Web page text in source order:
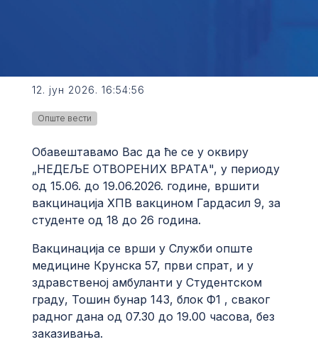
12. јун 2026. 16:54:56
Опште вести
Обавештавамо Вас да ће се у оквиру
„НЕДЕЉЕ ОТВОРЕНИХ ВРАТА", у периоду
од 15.06. до 19.06.2026. године, вршити
вакцинација ХПВ вакцином Гардасил 9, за
студенте од 18 до 26 година.
Вакцинација се врши у Служби опште
медицине Крунска 57, први спрат, и у
здравственој амбуланти у Студентском
граду, Тошин бунар 143, блок Ф1 , сваког
радног дана од 07.30 до 19.00 часова, без
заказивања.